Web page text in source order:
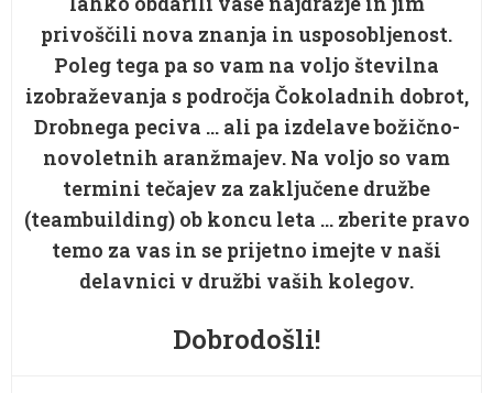
privoščili nova znanja in usposobljenost.
Poleg tega pa so vam na voljo številna
izobraževanja s področja Čokoladnih dobrot,
Drobnega peciva … ali pa izdelave božično-
novoletnih aranžmajev. Na voljo so vam
termini tečajev za zaključene družbe
(teambuilding) ob koncu leta … zberite pravo
temo za vas in se prijetno imejte v naši
delavnici v družbi vaših kolegov.
Dobrodošli!